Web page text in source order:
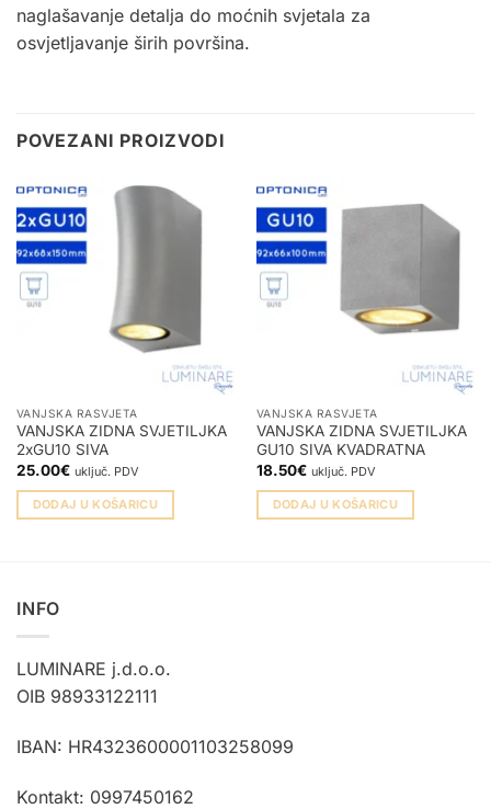
naglašavanje detalja do moćnih svjetala za
osvjetljavanje širih površina.
POVEZANI PROIZVODI
VANJSKA RASVJETA
VANJSKA ZIDNA SVJETILJKA
2xGU10 SIVA
25.00€ uključ. PDV
DODAJ U KOŠARICU
VANJSKA RASVJETA
VANJSKA ZIDNA SVJETILJKA
GU10 SIVA KVADRATNA
18.50€ uključ. PDV
DODAJ U KOŠARICU
INFO
LUMINARE j.d.o.o.
OIB 98933122111
IBAN: HR4323600001103258099
Kontakt: 0997450162